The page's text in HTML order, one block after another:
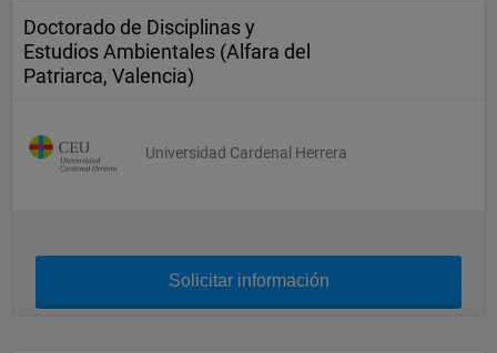
Doctorado de Disciplinas y
Estudios Ambientales (Alfara del
Patriarca, Valencia)
Universidad Cardenal Herrera
Solicitar información